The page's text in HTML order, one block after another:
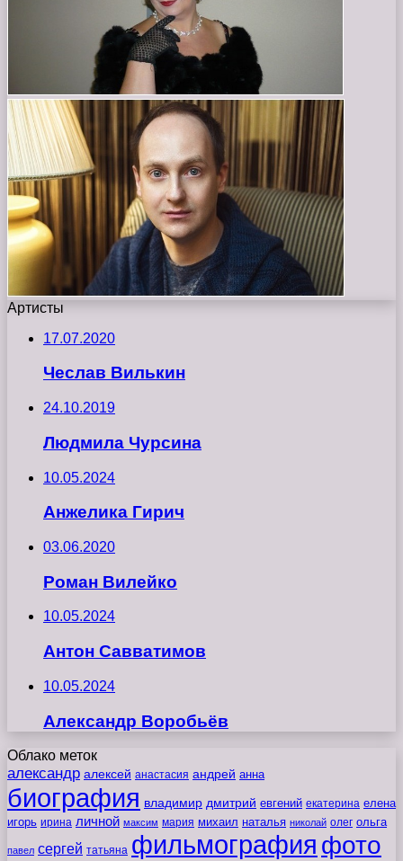
Артисты
17.07.2020
Чеслав Вилькин
24.10.2019
Людмила Чурсина
10.05.2024
Анжелика Гирич
03.06.2020
Роман Вилейко
10.05.2024
Антон Савватимов
10.05.2024
Александр Воробьёв
Облако меток
александр алексей анастасия андрей анна
биография владимир дмитрий евгений екатерина елена
игорь ирина личной максим мария михаил наталья николай олег ольга
павел сергей татьяна фильмография фото